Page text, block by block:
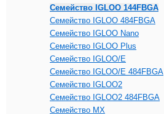
Семейство IGLOO 144FBGA
Семейство IGLOO 484FBGA
Семейство IGLOO Nano
Семейство IGLOO Plus
Семейство IGLOO/e
Семейство IGLOO/e 484FBGA
Семейство IGLOO2
Семейство IGLOO2 484FBGA
Семейство MX